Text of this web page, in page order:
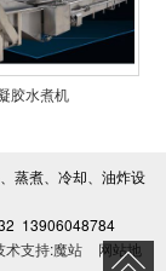
胶水煮机
蒸煮、冷却、油炸设
13906048784
术支持:魔站
网站地